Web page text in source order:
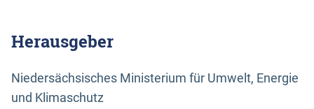
Herausgeber
Niedersächsisches Ministerium für Umwelt, Energie
und Klimaschutz